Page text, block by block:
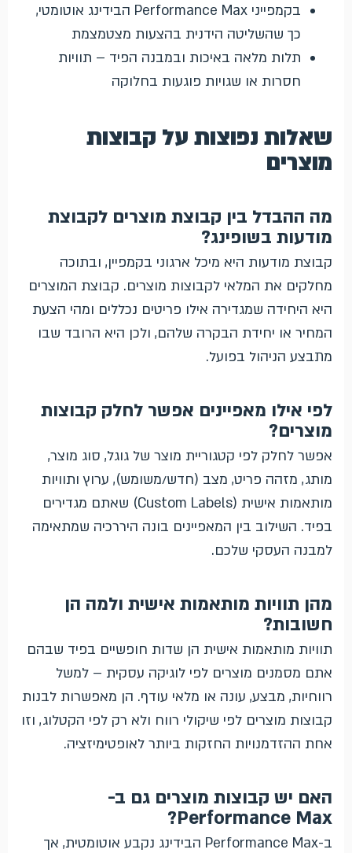
בקמפייני Performance Max הבידינג אוטומטי,
כך שהשליטה הידנית בהצעות מצטמצמת
תלות מלאה באיכות ובמבנה הפיד – תוויות
חסרות או שגויות פוגעות בחלוקה
שאלות נפוצות על קבוצות
מוצרים
מה ההבדל בין קבוצת מוצרים לקבוצת
מודעות בשופינג?
קבוצת מודעות היא מיכל ארגוני בקמפיין, ובתוכה
מחלקים את המלאי לקבוצות מוצרים. קבוצת המוצרים
היא היחידה שמגדירה אילו פריטים נכללים ומהי הצעת
המחיר או יחידת הבקרה שלהם, ולכן היא הרובד שבו
מתבצע הניהול בפועל.
לפי אילו מאפיינים אפשר לחלק קבוצות
מוצרים?
אפשר לחלק לפי קטגוריית מוצר של גוגל, סוג מוצר,
מותג, מזהה פריט, מצב (חדש/משומש), ערוץ ותוויות
מותאמות אישית (Custom Labels) שאתם מגדירים
בפיד. השילוב בין המאפיינים בונה היררכיה שמתאימה
למבנה העסקי שלכם.
מהן תוויות מותאמות אישית ולמה הן
חשובות?
תוויות מותאמות אישית הן שדות חופשיים בפיד שבהם
אתם מסמנים מוצרים לפי לוגיקה עסקית – למשל
רווחיות, מבצע, עונה או מלאי עודף. הן מאפשרות לבנות
קבוצות מוצרים לפי שיקולי רווח ולא רק לפי הקטלוג, וזו
אחת ההזדמנויות החזקות ביותר לאופטימיזציה.
האם יש קבוצות מוצרים גם ב-
Performance Max?
ב-Performance Max הבידינג נקבע אוטומטית, אך